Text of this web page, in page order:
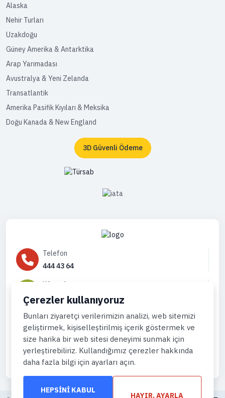
Alaska
Nehir Turları
Uzakdoğu
Güney Amerika & Antarktika
Arap Yarımadası
Avustralya & Yeni Zelanda
Transatlantik
Amerika Pasifik Kıyıları & Meksika
Doğu Kanada & New England
3D Güvenli Ödeme
Telefon
444 43 64
WhatsApp
905444996736
Eposta
info@gemiturlari.com
Çerezler kullanıyoruz
Bunları ziyaretçi verilerimizin analizi, web sitemizi
geliştirmek, kişiselleştirilmiş içerik göstermek ve
size harika bir web sitesi deneyimi sunmak için
yerleştirebiliriz. Kullandığımız çerezler hakkında
daha fazla bilgi için ayarları açın.
HEPSINI KABUL
HAYIR, AYARLA